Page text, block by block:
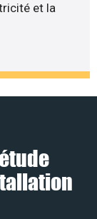
et la